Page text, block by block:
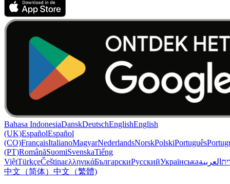
Bahasa IndonesiaDanskDeutschEnglishEnglish
(UK)EspañolEspañol
(CO)FrançaisItalianoMagyarNederlandsNorskPolskiPortuguês
(PT)RomânăSuomiSvenskaTiếng
ViệtTürkçeČeštinaελληνικάБългарскиРусскийУкраїнськаالعربية
中文（简体） 中文（繁體)